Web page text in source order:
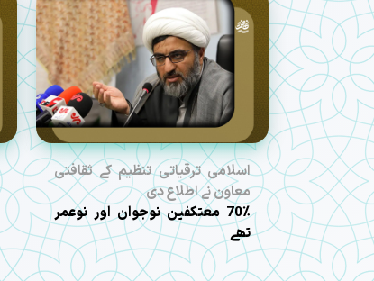
اسلامی ترقیاتی تنظیم کے ثقافتی
معاون نے اطلاع دی
70٪ معتکفین نوجوان اور نوعمر
تھے